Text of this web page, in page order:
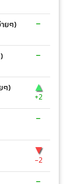
ยๆ) -
-
ๆ) ▲
+2
-
▼
-2
-